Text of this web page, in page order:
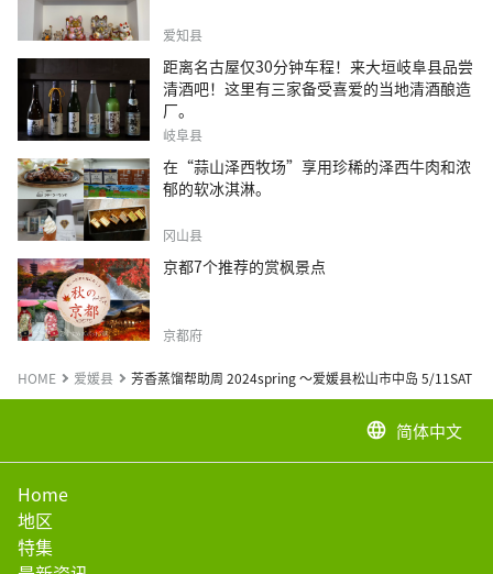
爱知县
距离名古屋仅30分钟车程！来大垣岐阜县品尝
清酒吧！这里有三家备受喜爱的当地清酒酿造
厂。
岐阜县
在“蒜山泽西牧场”享用珍稀的泽西牛肉和浓
郁的软冰淇淋。
冈山县
京都7个推荐的赏枫景点
京都府
HOME 爱媛县 芳香蒸馏帮助周 2024spring ～爱媛县松山市中岛 5/11SAT ～
language 简体中文
Home
地区
特集